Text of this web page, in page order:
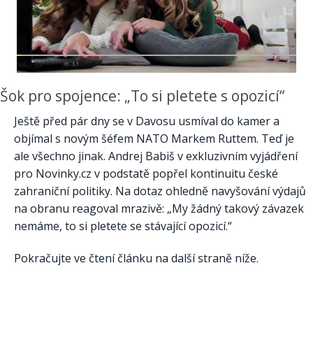
Šok pro spojence: „To si pletete s opozicí“
Ještě před pár dny se v Davosu usmíval do kamer a
objímal s novým šéfem NATO Markem Ruttem. Teď je
ale všechno jinak. Andrej Babiš v exkluzivním vyjádření
pro Novinky.cz v podstatě popřel kontinuitu české
zahraniční politiky. Na dotaz ohledně navyšování výdajů
na obranu reagoval mrazivě: „My žádný takový závazek
nemáme, to si pletete se stávající opozicí.“
Pokračujte ve čtení článku na další straně níže.